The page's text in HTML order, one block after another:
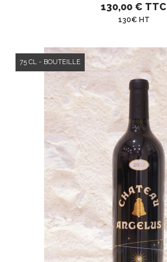
130,00 € TTC
130€ HT
75 CL - BOUTEILLE